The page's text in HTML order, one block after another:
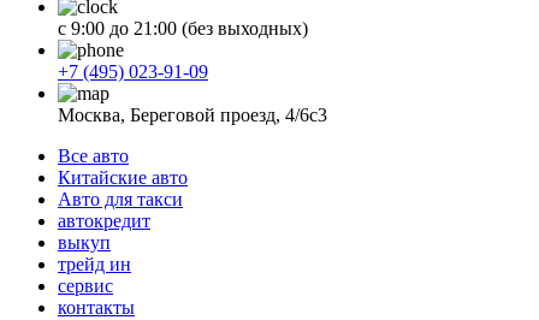
с 9:00 до 21:00 (без выходных)
+7 (495) 023-91-09
Москва, Береговой проезд, 4/6с3
Все авто
Китайские авто
Авто для такси
автокредит
выкуп
трейд ин
сервис
контакты